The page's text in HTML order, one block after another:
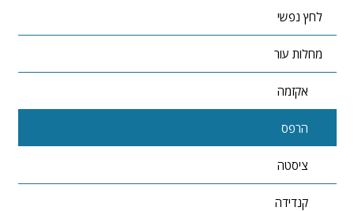
לחץ נפשי
מחלות עור
אקזמה
הרפס
ציסטה
קנדידה